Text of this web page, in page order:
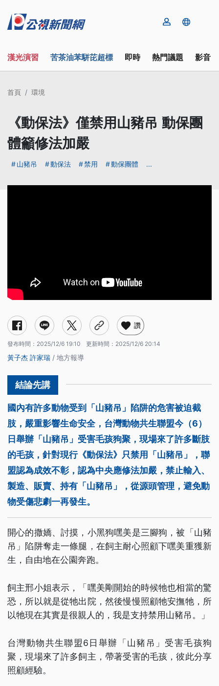
漢光演習 苦茶油苯駢芘超標 即時 熱門議題 影音
首頁 環境
《動保法》僅禁用山豬吊 動保團
體籲修法加嚴
山豬吊 動保法 禁用 動保團體 ...
讚
發布時間： 2025/12/6 19:10 更新時間： 2025/12/6 20:14
黃子杰 許家瑞 / 地方報導
國內有許多動物受到「山豬吊」陷阱的危害被迫截
肢，嚴重影響生命安全，台灣動物共生聯盟今（6）
日舉辦「山豬吊」受害毛孩狗聚，現場來了許多斷肢
的毛孩，針對現行《動保法》只禁用「山豬吊」，聯
盟認為成效不彰，認為中央應修法加嚴，禁止輸入、
製造、販賣、持有「山豬吊」，從源頭管理，避免動
物受傷悲劇一再發生。
開心的撒嬌、討摸，小黑狗嘿美是三腳狗，被「山豬
吊」陷阱奪走一條腿，在飼主耐心照顧下嘿美重獲新
生，自由地在公園奔跑。
飼主邢小姐表示，「嘿美剛開始的時候牠也相當的驚
恐，所以就是從牠出院，然後慢慢照顧牠安撫牠，所
以牠現在其實是很親人的，我是支持禁用山豬吊。」
台灣動物共生聯盟6日舉辦「山豬吊」受害毛孩狗
聚，現場來了許多飼主，帶著受害的毛孩，彼此分享
照顧經驗。